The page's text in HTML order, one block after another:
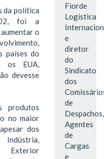
da política
foi a
o
países do
os EUA,
devesse
no maior
dos
Exterior
Fiorde
Logística
e
diretor
do
Sindicato
dos
de
Despachos,
Agentes
de
Cargas
e